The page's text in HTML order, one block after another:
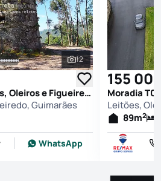
Ver todas as
12
Moradia T0 em Leitões, Oleiros e Figueiredo, Guimarães
Guimarães
WhatsApp
155
Leitões,
89m2